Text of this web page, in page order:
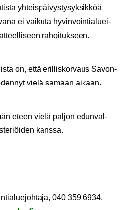
yh­teis­päi­vys­ty­syk­sik­köä
ei vai­ku­ta hy­vin­voin­tia­luei­
ra­hoi­tuk­seen.
on, että eril­lis­kor­vaus Sa­von­
vielä sa­maan ai­kaan.
eteen vielä pal­jon edun­val­
kans­sa.
040 359 6934,